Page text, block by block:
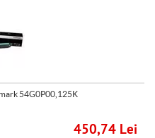
54G0P00,125K
450,74 Lei